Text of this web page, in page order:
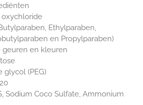
Ethylparaben,
en Propylparaben)
geuren en kleuren
glycol (PEG)
Sodium Coco Sulfate, Ammonium